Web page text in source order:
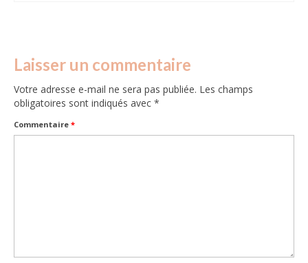
Laisser un commentaire
Votre adresse e-mail ne sera pas publiée. Les champs
obligatoires sont indiqués avec *
Commentaire *